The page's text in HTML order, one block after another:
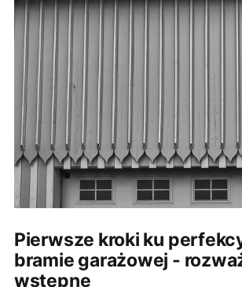
Pierwsze kroki ku
bramie garażowej -
wstępne